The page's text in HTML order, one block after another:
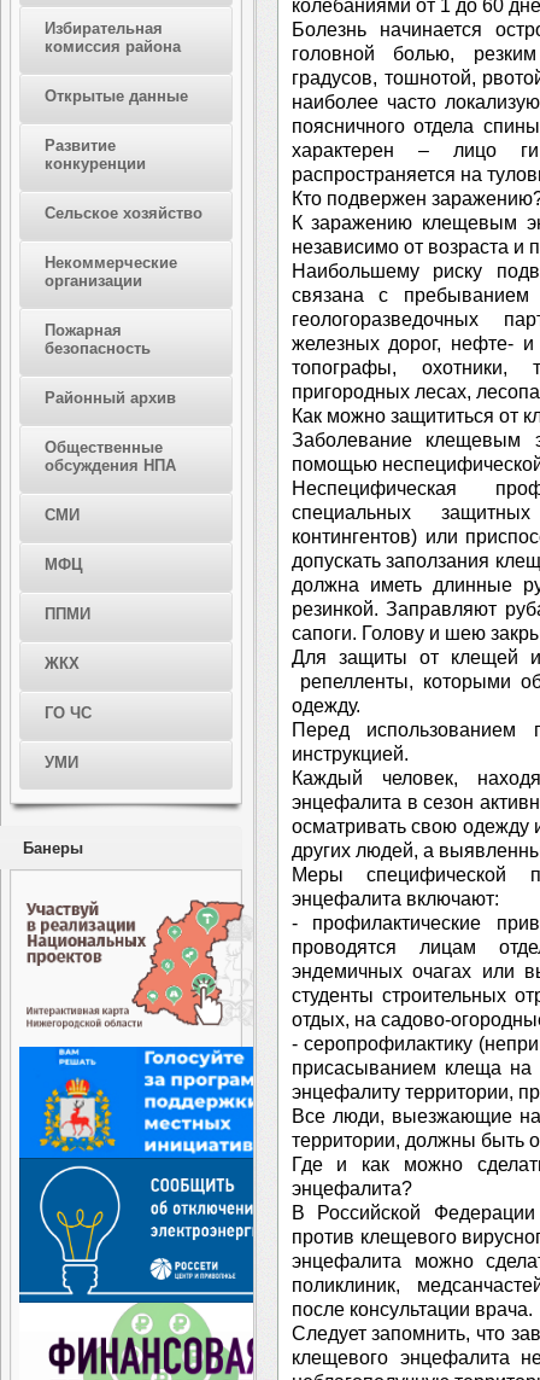
Избирательная
комиссия района
Открытые данные
Развитие
конкуренции
Сельское хозяйство
Некоммерческие
организации
Пожарная
безопасность
Районный архив
Общественные
обсуждения НПА
СМИ
МФЦ
ППМИ
ЖКХ
ГО ЧС
УМИ
Банеры
колебаниями от 1 до 60
Болезнь начинается
головной болью,
градусов, тошнотой,
наиболее часто
поясничного отдела
характерен – лицо
распространяется на
Кто подвержен
К заражению клещевым
независимо от возраста и
Наибольшему риску
связана с
геологоразведочных
железных дорог, нефте- и
топографы, охотники,
пригородных лесах,
Как можно защититься от
Заболевание клещевым
помощью
Неспецифическая
специальных
контингентов) или
допускать заползания
должна иметь длинные
резинкой. Заправляют
сапоги. Голову и шею
Для защиты от клещей
репелленты, которыми
одежду.
Перед использованием
инструкцией.
Каждый человек,
энцефалита в сезон
осматривать свою одежду
других людей, а
Меры специфической
энцефалита включают:
- профилактические
проводятся лицам
эндемичных очагах или
студенты строительных
отдых, на садово-
- серопрофилактику
присасыванием клеща
энцефалиту территории,
Все люди, выезжающие на
территории, должны быть
Где и как можно
энцефалита?
В Российской Федерации
против клещевого
энцефалита можно
поликлиник,
после консультации врача.
Следует запомнить, что
клещевого энцефалита